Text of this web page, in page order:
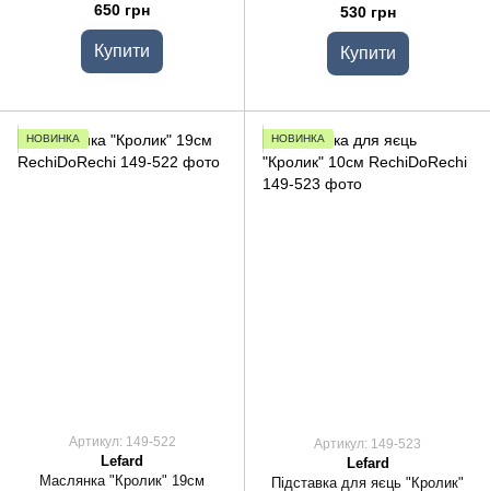
650 грн
Купити
530 грн
Купити
НОВИНКА
Артикул: 149-522
Lefard
Маслянка "Кролик" 19см
НОВИНКА
Артикул: 149-523
Lefard
Підставка для яєць "Кролик"